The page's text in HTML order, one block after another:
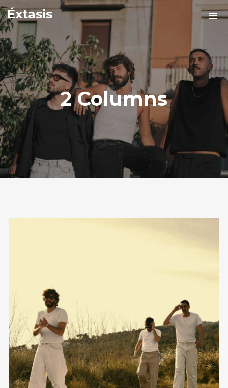
Éxtasis
2 Columns
amor por tres